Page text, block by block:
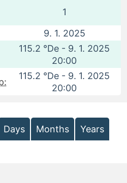
1
9. 1. 2025
115.2 °De - 9. 1. 2025
20:00
115.2 °De - 9. 1. 2025
20:00
Days Months Years